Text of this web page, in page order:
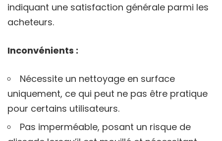
indiquant une satisfaction générale parmi les
acheteurs.
Inconvénients :
Nécessite un nettoyage en surface
uniquement, ce qui peut ne pas être pratique
pour certains utilisateurs.
Pas imperméable, posant un risque de